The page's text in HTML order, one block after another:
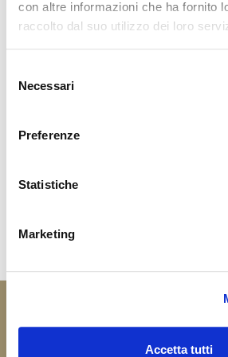
con altre informazioni che ha fornito
raccolto dal suo utilizzo dei loro
delNecessari
Preferenze
Statistiche
Marketing
Accetta tutti
Function
DALI
Request